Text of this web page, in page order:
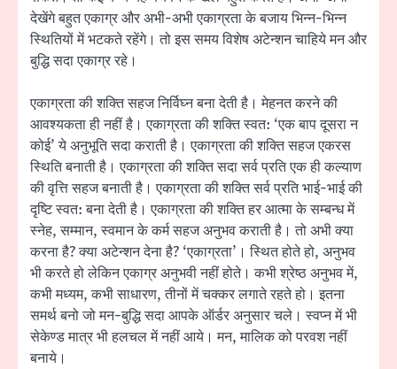
देखेंगे बहुत एकाग्र और अभी-अभी एकाग्रता के बजाय भिन्न-भिन्न
स्थितियों में भटकते रहेंगे। तो इस समय विशेष अटेन्शन चाहिये मन और
बुद्धि सदा एकाग्र रहे।
एकाग्रता की शक्ति सहज निर्विघ्न बना देती है। मेहनत करने की
आवश्यकता ही नहीं है। एकाग्रता की शक्ति स्वत: ‘एक बाप दूसरा न
कोई’ ये अनुभूति सदा कराती है। एकाग्रता की शक्ति सहज एकरस
स्थिति बनाती है। एकाग्रता की शक्ति सदा सर्व प्रति एक ही कल्याण
की वृत्ति सहज बनाती है। एकाग्रता की शक्ति सर्व प्रति भाई-भाई की
दृष्टि स्वत: बना देती है। एकाग्रता की शक्ति हर आत्मा के सम्बन्ध में
स्नेह, सम्मान, स्वमान के कर्म सहज अनुभव कराती है। तो अभी क्या
करना है? क्या अटेन्शन देना है? ‘एकाग्रता’। स्थित होते हो, अनुभव
भी करते हो लेकिन एकाग्र अनुभवी नहीं होते। कभी श्रेष्ठ अनुभव में,
कभी मध्यम, कभी साधारण, तीनों में चक्कर लगाते रहते हो। इतना
समर्थ बनो जो मन-बुद्धि सदा आपके ऑर्डर अनुसार चले। स्वप्न में भी
सेकेण्ड मात्र भी हलचल में नहीं आये। मन, मालिक को परवश नहीं
बनाये।